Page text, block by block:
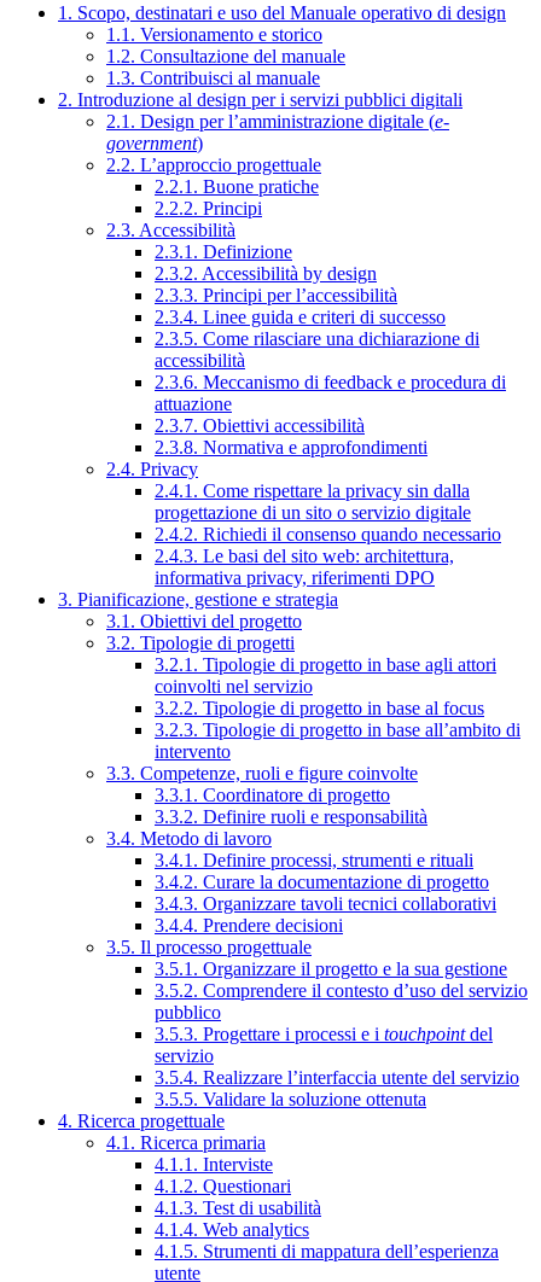
1. Scopo, destinatari e uso del Manuale operativo di design
1.1. Versionamento e storico
1.2. Consultazione del manuale
1.3. Contribuisci al manuale
2. Introduzione al design per i servizi pubblici digitali
2.1. Design per l’amministrazione digitale (e-
government)
2.2. L’approccio progettuale
2.2.1. Buone pratiche
2.2.2. Principi
2.3. Accessibilità
2.3.1. Definizione
2.3.2. Accessibilità by design
2.3.3. Principi per l’accessibilità
2.3.4. Linee guida e criteri di successo
2.3.5. Come rilasciare una dichiarazione di
accessibilità
2.3.6. Meccanismo di feedback e procedura di
attuazione
2.3.7. Obiettivi accessibilità
2.3.8. Normativa e approfondimenti
2.4. Privacy
2.4.1. Come rispettare la privacy sin dalla
progettazione di un sito o servizio digitale
2.4.2. Richiedi il consenso quando necessario
2.4.3. Le basi del sito web: architettura,
informativa privacy, riferimenti DPO
3. Pianificazione, gestione e strategia
3.1. Obiettivi del progetto
3.2. Tipologie di progetti
3.2.1. Tipologie di progetto in base agli attori
coinvolti nel servizio
3.2.2. Tipologie di progetto in base al focus
3.2.3. Tipologie di progetto in base all’ambito di
intervento
3.3. Competenze, ruoli e figure coinvolte
3.3.1. Coordinatore di progetto
3.3.2. Definire ruoli e responsabilità
3.4. Metodo di lavoro
3.4.1. Definire processi, strumenti e rituali
3.4.2. Curare la documentazione di progetto
3.4.3. Organizzare tavoli tecnici collaborativi
3.4.4. Prendere decisioni
3.5. Il processo progettuale
3.5.1. Organizzare il progetto e la sua gestione
3.5.2. Comprendere il contesto d’uso del servizio
pubblico
3.5.3. Progettare i processi e i touchpointdel
servizio
3.5.4. Realizzare l’interfaccia utente del servizio
3.5.5. Validare la soluzione ottenuta
4. Ricerca progettuale
4.1. Ricerca primaria
4.1.1. Interviste
4.1.2. Questionari
4.1.3. Test di usabilità
4.1.4. Web analytics
4.1.5. Strumenti di mappatura dell’esperienza
utente